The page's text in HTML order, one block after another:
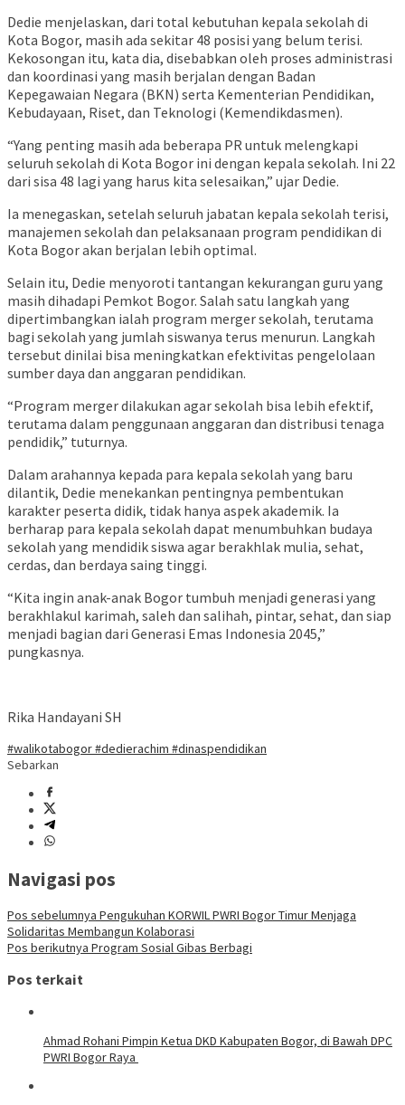
Dedie menjelaskan, dari total kebutuhan kepala sekolah di
Kota Bogor, masih ada sekitar 48 posisi yang belum terisi.
Kekosongan itu, kata dia, disebabkan oleh proses administrasi
dan koordinasi yang masih berjalan dengan Badan
Kepegawaian Negara (BKN) serta Kementerian Pendidikan,
Kebudayaan, Riset, dan Teknologi (Kemendikdasmen).
“Yang penting masih ada beberapa PR untuk melengkapi
seluruh sekolah di Kota Bogor ini dengan kepala sekolah. Ini 22
dari sisa 48 lagi yang harus kita selesaikan,” ujar Dedie.
Ia menegaskan, setelah seluruh jabatan kepala sekolah terisi,
manajemen sekolah dan pelaksanaan program pendidikan di
Kota Bogor akan berjalan lebih optimal.
Selain itu, Dedie menyoroti tantangan kekurangan guru yang
masih dihadapi Pemkot Bogor. Salah satu langkah yang
dipertimbangkan ialah program merger sekolah, terutama
bagi sekolah yang jumlah siswanya terus menurun. Langkah
tersebut dinilai bisa meningkatkan efektivitas pengelolaan
sumber daya dan anggaran pendidikan.
“Program merger dilakukan agar sekolah bisa lebih efektif,
terutama dalam penggunaan anggaran dan distribusi tenaga
pendidik,” tuturnya.
Dalam arahannya kepada para kepala sekolah yang baru
dilantik, Dedie menekankan pentingnya pembentukan
karakter peserta didik, tidak hanya aspek akademik. Ia
berharap para kepala sekolah dapat menumbuhkan budaya
sekolah yang mendidik siswa agar berakhlak mulia, sehat,
cerdas, dan berdaya saing tinggi.
“Kita ingin anak-anak Bogor tumbuh menjadi generasi yang
berakhlakul karimah, saleh dan salihah, pintar, sehat, dan siap
menjadi bagian dari Generasi Emas Indonesia 2045,”
pungkasnya.
Rika Handayani SH
#walikotabogor #dedierachim #dinaspendidikan
Sebarkan
Navigasi pos
Pos sebelumnya Pengukuhan KORWIL PWRI Bogor Timur Menjaga
Solidaritas Membangun Kolaborasi
Pos berikutnya Program Sosial Gibas Berbagi
Pos terkait
Ahmad Rohani Pimpin Ketua DKD Kabupaten Bogor, di Bawah DPC
PWRI Bogor Raya